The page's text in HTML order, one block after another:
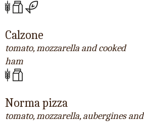
Calzone
tomato, mozzarella and cooked
ham
Norma pizza
tomato, mozzarella, aubergines and